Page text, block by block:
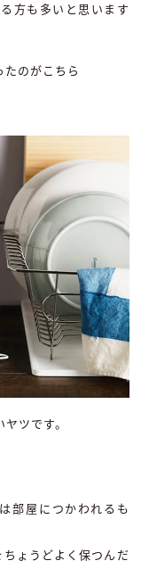
方も多いと思います
のがこちら
ツです。
部屋につかわれるも
ょうどよく保つんだ